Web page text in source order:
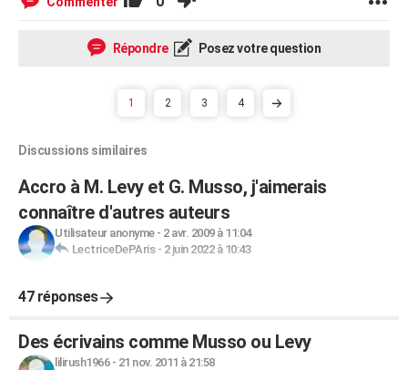
Répondre Posez votre question
1 2 3 4
Discussions similaires
Accro à M. Levy et G. Musso, j'aimerais
connaître d'autres auteurs
Utilisateur anonyme- 2 avr. 2009 à 11:04
LectriceDePAris- 2 juin 2022 à 10:43
47 réponses
Des écrivains comme Musso ou Levy
lilirush1966- 21 nov. 2011 à 21:58